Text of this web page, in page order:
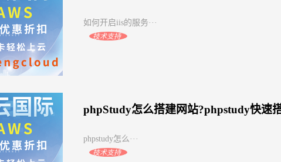
如何开启iis的服务···
技术支持
phpStudy怎么搭建网站?phpstudy快速
phpstudy怎么···
技术支持